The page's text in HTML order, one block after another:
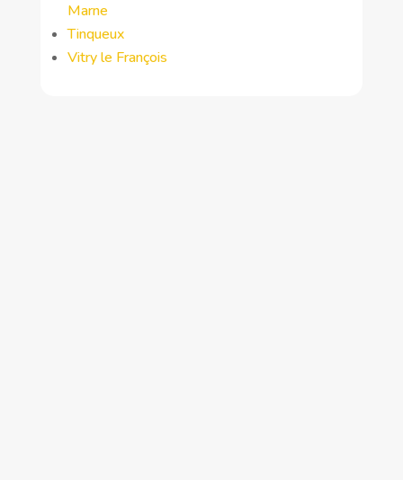
Marne
Tinqueux
Vitry le François